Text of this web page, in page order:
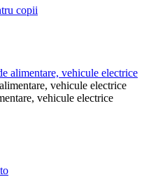
copii
alimentare, vehicule electrice
vehicule electrice
vehicule electrice